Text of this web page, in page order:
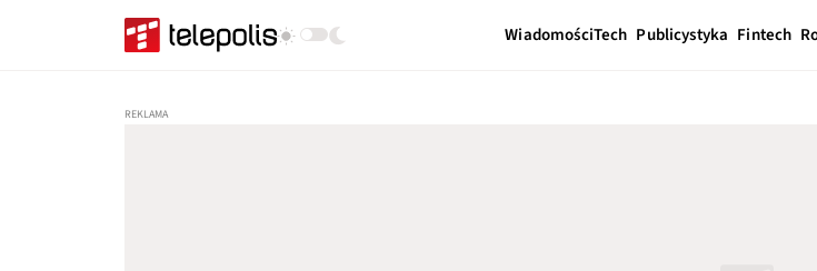
WiadomościTech Publicystyka Fintech